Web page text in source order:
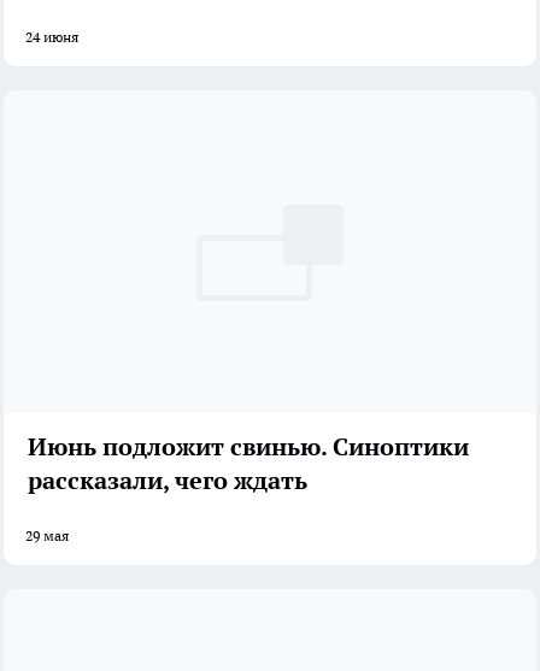
24 июня
Июнь подложит свинью. Синоптики
рассказали, чего ждать
29 мая